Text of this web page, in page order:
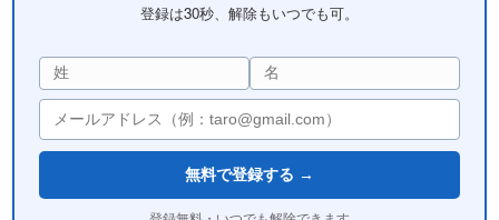
登録は30秒、解除もいつでも可。
無料で登録する →